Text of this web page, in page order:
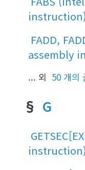
instruction)
FADD,
assembly
... 외 50 개의
§ G
instruction)